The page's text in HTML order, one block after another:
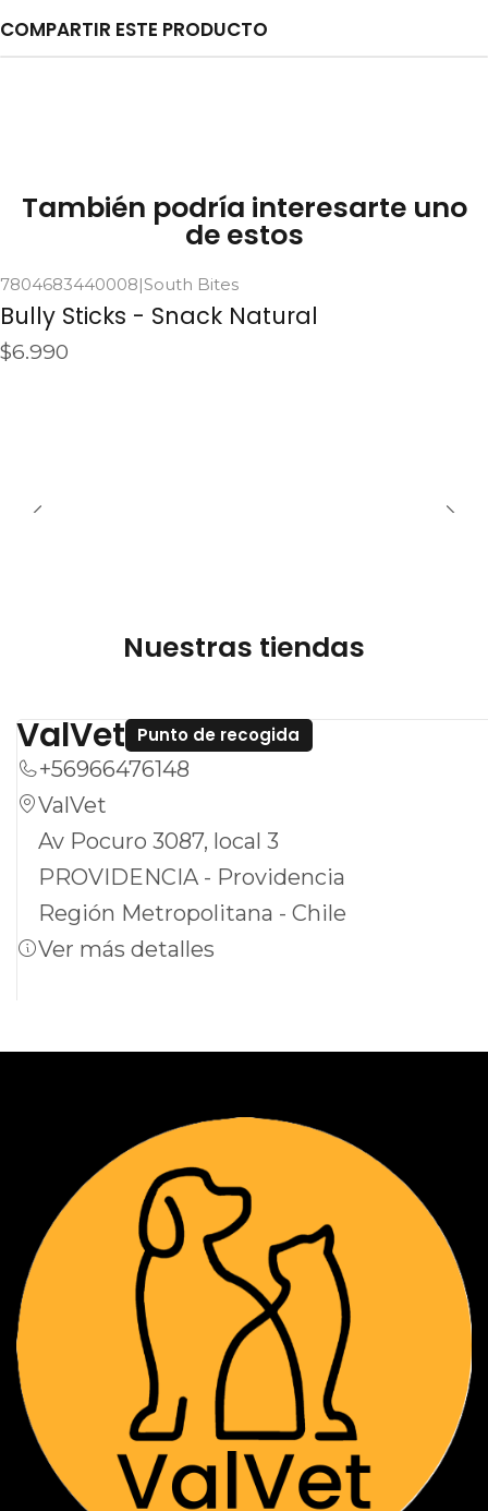
COMPARTIR ESTE PRODUCTO
También podría interesarte uno
de estos
Agotado
7804683440008|South Bites
Bully Sticks - Snack Natural
$6.990
Nuestras tiendas
ValVet Punto de recogida
+56966476148
ValVet
Av Pocuro 3087, local 3
PROVIDENCIA - Providencia
Región Metropolitana - Chile
Ver más detalles